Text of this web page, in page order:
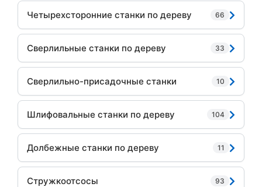
Четырехсторонние станки по дереву 66
Сверлильные станки по дереву 33
Сверлильно-присадочные станки 10
Шлифовальные станки по дереву 104
Долбежные станки по дереву 11
Стружкоотсосы 93